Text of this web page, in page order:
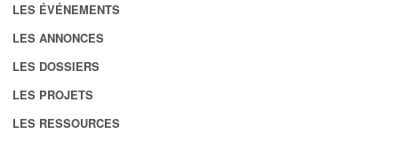
LES ÉVÉNEMENTS
LES ANNONCES
LES DOSSIERS
LES PROJETS
LES RESSOURCES